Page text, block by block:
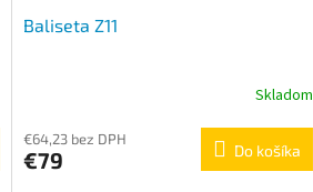
Baliseta Z11
Skladom
€64,23 bez DPH
€79 Do košíka